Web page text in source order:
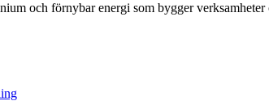
och förnybar energi som bygger